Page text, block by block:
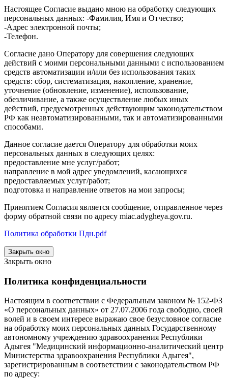
Настоящее Согласие выдано мною на обработку следующих
персональных данных: -Фамилия, Имя и Отчество;
-Адрес электронной почты;
-Телефон.
Согласие дано Оператору для совершения следующих
действий с моими персональными данными с использованием
средств автоматизации и/или без использования таких
средств: сбор, систематизация, накопление, хранение,
уточнение (обновление, изменение), использование,
обезличивание, а также осуществление любых иных
действий, предусмотренных действующим законодательством
РФ как неавтоматизированными, так и автоматизированными
способами.
Данное согласие дается Оператору для обработки моих
персональных данных в следующих целях:
предоставление мне услуг/работ;
направление в мой адрес уведомлений, касающихся
предоставляемых услуг/работ;
подготовка и направление ответов на мои запросы;
Принятием Согласия является сообщение, отправленное через
форму обратной связи по адресу miac.adygheya.gov.ru.
Политика обработки Пдн.pdf
Закрыть окно
Закрыть окно
Политика конфиденциальности
Настоящим в соответствии с Федеральным законом № 152-ФЗ
«О персональных данных» от 27.07.2006 года свободно, своей
волей и в своем интересе выражаю свое безусловное согласие
на обработку моих персональных данных Государственному
автономному учреждению здравоохранения Республики
Адыгея "Медицинский информационно-аналитический центр
Министерства здравоохранения Республики Адыгея",
зарегистрированным в соответствии с законодательством РФ
по адресу: